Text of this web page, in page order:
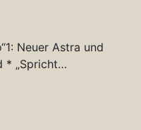
Neuer Astra und
* „Spricht…